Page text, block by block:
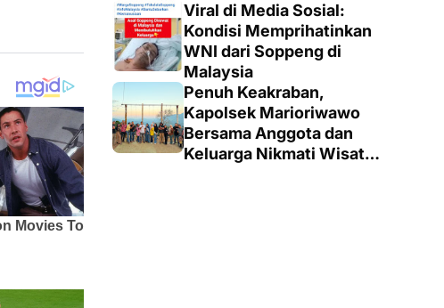
Viral di Media Sosial:
Kondisi Memprihatinkan
WNI dari Soppeng di
Malaysia
Penuh Keakraban,
Kapolsek Marioriwawo
Bersama Anggota dan
Keluarga Nikmati Wisata